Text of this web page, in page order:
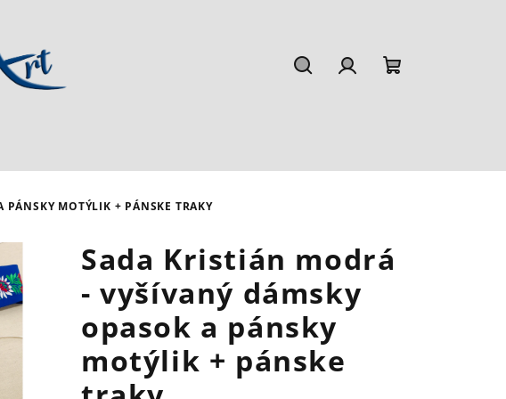
MOTÝLIK + PÁNSKE TRAKY
Sada Kristián modrá
- vyšívaný dámsky
opasok a pánsky
motýlik + pánske